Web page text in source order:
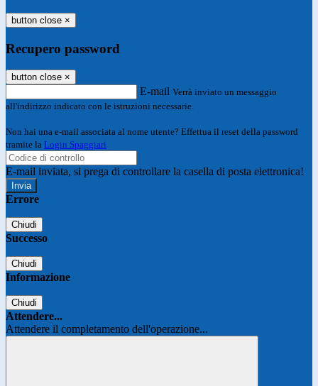
button close ×
Recupero password
button close ×
E-mail Verrà inviato un messaggio
all'indirizzo indicato con le istruzioni necessarie.
Non hai una e-mail associata al nome utente? Effettua il reset della password
tramite la Login Spaggiari
E-mail inviata, si prega di controllare la casella di posta elettronica!
Errore
Chiudi
Successo
Chiudi
Informazione
Chiudi
Attendere...
Attendere il completamento dell'operazione...